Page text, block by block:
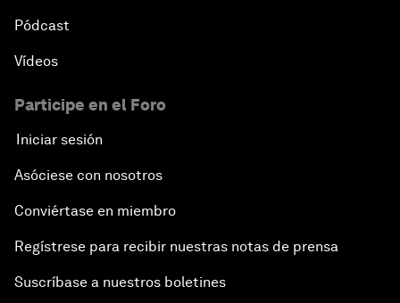
Pódcast
Vídeos
Participe en el Foro
Iniciar sesión
Asóciese con nosotros
Conviértase en miembro
Regístrese para recibir nuestras notas de prensa
Suscríbase a nuestros boletines